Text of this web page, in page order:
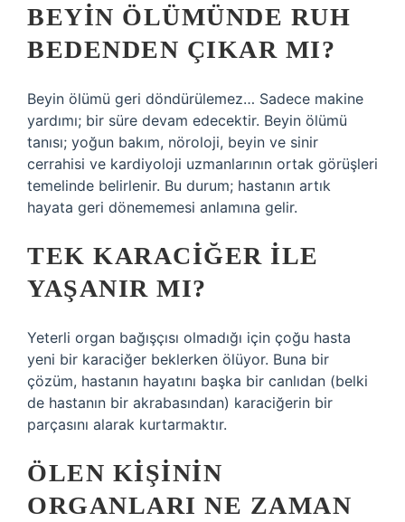
BEYIN ÖLÜMÜNDE RUH
BEDENDEN ÇIKAR MI?
Beyin ölümü geri döndürülemez… Sadece makine
yardımı; bir süre devam edecektir. Beyin ölümü
tanısı; yoğun bakım, nöroloji, beyin ve sinir
cerrahisi ve kardiyoloji uzmanlarının ortak görüşleri
temelinde belirlenir. Bu durum; hastanın artık
hayata geri dönememesi anlamına gelir.
TEK KARACIĞER ILE
YAŞANIR MI?
Yeterli organ bağışçısı olmadığı için çoğu hasta
yeni bir karaciğer beklerken ölüyor. Buna bir
çözüm, hastanın hayatını başka bir canlıdan (belki
de hastanın bir akrabasından) karaciğerin bir
parçasını alarak kurtarmaktır.
ÖLEN KIŞININ
ORGANLARI NE ZAMAN